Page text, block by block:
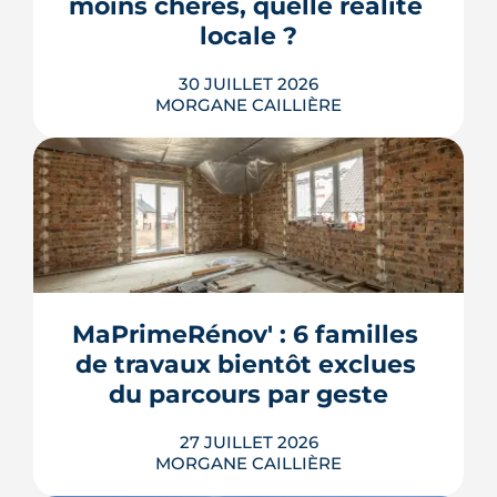
locale ?
30 JUILLET 2026
MORGANE CAILLIÈRE
259 € par an en moyenne régionale,
une hausse de 14 % sur un an, un
risque inondation bien réel autour de
la Loire et de la Sèvre : l'assurance
habitation nantaise conjugue tarifs
doux et vigilance locale. Chiffres,
limites et conseils pour payer le juste
MaPrimeRénov' : 6 familles
de travaux bientôt exclues
du parcours par geste
27 JUILLET 2026
MORGANE CAILLIÈRE